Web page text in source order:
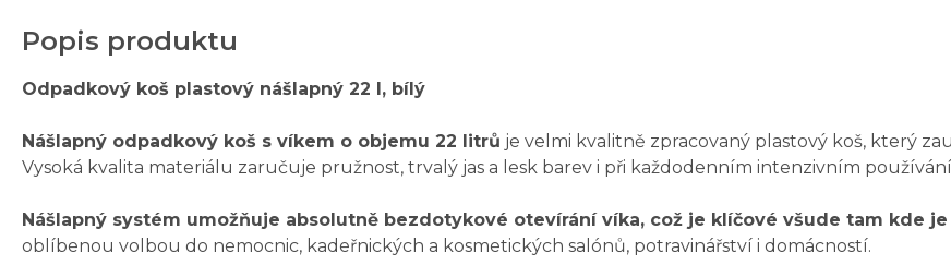
Popis produktu
Odpadkový koš plastový nášlapný 22 l, bílý
Nášlapný odpadkový koš s víkem o objemu 22 litrů je velmi kvalitně zpracovaný plastový koš, který
Vysoká kvalita materiálu zaručuje pružnost, trvalý jas a lesk barev i při každodenním intenzivním
Nášlapný systém umožňuje absolutně bezdotykové otevírání víka, což je klíčové všude tam kde
oblíbenou volbou do nemocnic, kadeřnických a kosmetických salónů, potravinářství i domácností.